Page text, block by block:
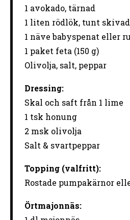
1 avokado, tärnad
1 liten rödlök, tunt skivad
1 näve babyspenat eller
1 paket feta (150 g)
Olivolja, salt, peppar
Dressing:
Skal och saft från 1 lime
1 tsk honung
2 msk olivolja
Salt & svartpeppar
Topping (valfritt):
Rostade pumpakärnor
Örtmajonnäs: